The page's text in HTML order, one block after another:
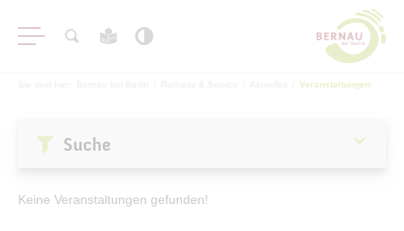
Aktuelles
Veranstaltungen
Keine Veranstaltungen gefunden!
Suche